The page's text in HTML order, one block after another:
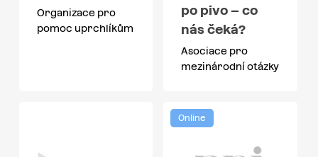
Organizace pro
pomoc uprchlíkům
po pivo – co
nás čeká?
Asociace pro
mezinárodní otázky
Online